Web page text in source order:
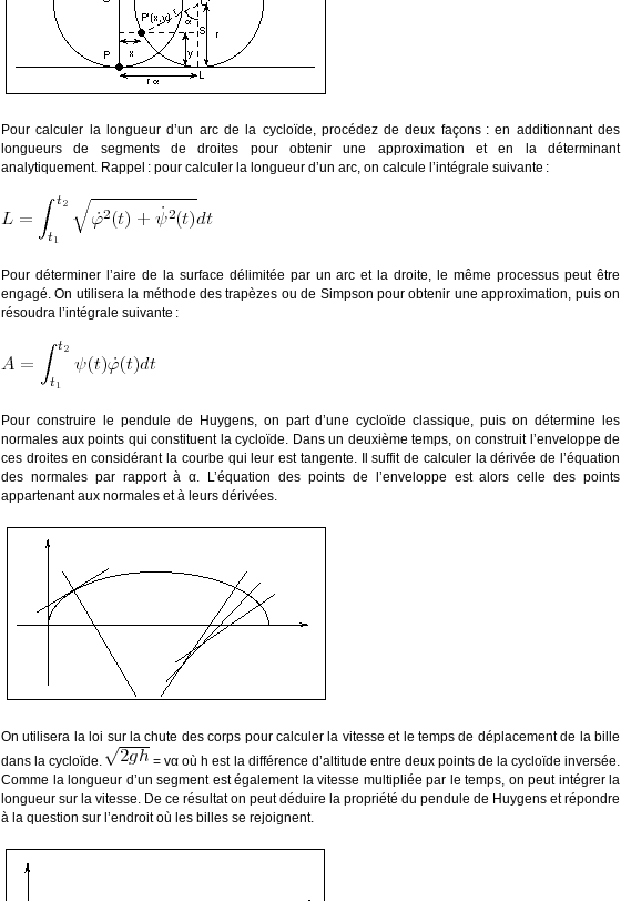
Pour calculer la longueur d’un arc de la cycloïde, procédez de deux façons : en additionnant des
longueurs de segments de droites pour obtenir une approximation et en la déterminant
analytiquement. Rappel : pour calculer la longueur d’un arc, on calcule l’intégrale suivante :
Pour déterminer l’aire de la surface délimitée par un arc et la droite, le même processus peut être
engagé. On utilisera la méthode des trapèzes ou de Simpson pour obtenir une approximation, puis on
résoudra l’intégrale suivante :
Pour construire le pendule de Huygens, on part d’une cycloïde classique, puis on détermine les
normales aux points qui constituent la cycloïde. Dans un deuxième temps, on construit l’enveloppe de
ces droites en considérant la courbe qui leur est tangente. Il suffit de calculer la dérivée de l’équation
des normales par rapport àα. L’équation des points de l’enveloppe est alors celle des points
appartenant aux normales et à leurs dérivées.
On utilisera la loi sur la chute des corps pour calculer la vitesse et le temps de déplacement de la bille
dans la cycloïde.
=vα où hest la différence d’altitude entre deux points de la cycloïde inversée.
Comme la longueur d’un segment est également la vitesse multipliée par le temps, on peut intégrer la
longueur sur la vitesse. De ce résultat on peut déduire la propriété du pendule de Huygens et répondre
à la question sur l’endroit où les billes se rejoignent.